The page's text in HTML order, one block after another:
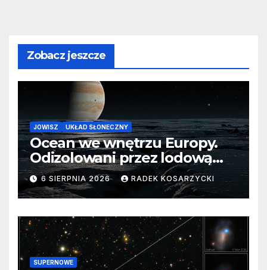
Zobacz jeszcze
JOWISZ UKŁAD SŁONECZNY
Ocean we wnętrzu Europy.
Odizolowani przez lodową
barierę
6 SIERPNIA 2026 RADEK KOSARZYCKI
SUPERNOWE